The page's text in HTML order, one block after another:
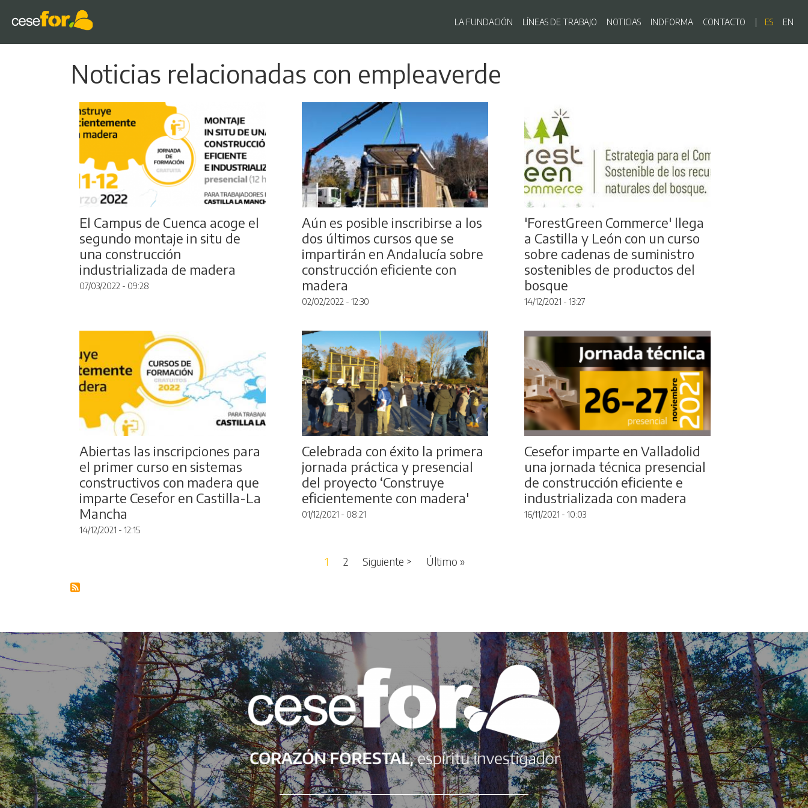
al
contenido
principal
Navegación principal
LA FUNDACIÓN LÍNEAS DE TRABAJO NOTICIAS INDFORMA CONTACTO ES EN
Noticias relacionadas con empleaverde
El Campus de Cuenca acoge el
segundo montaje in situ de
una construcción
industrializada de madera
07/03/2022 - 09:28
Aún es posible inscribirse a los
dos últimos cursos que se
impartirán en Andalucía sobre
construcción eficiente con
madera
02/02/2022 - 12:30
'ForestGreen Commerce' llega
a Castilla y León con un curso
sobre cadenas de suministro
sostenibles de productos del
bosque
14/12/2021 - 13:27
Abiertas las inscripciones para
el primer curso en sistemas
constructivos con madera que
imparte Cesefor en Castilla-La
Mancha
14/12/2021 - 12:15
Celebrada con éxito la primera
jornada práctica y presencial
del proyecto ‘Construye
eficientemente con madera'
01/12/2021 - 08:21
Cesefor imparte en Valladolid
una jornada técnica presencial
de construcción eficiente e
industrializada con madera
16/11/2021 - 10:03
1 2 Siguiente > Siguiente página
Último »